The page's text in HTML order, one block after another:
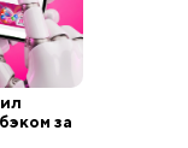
за